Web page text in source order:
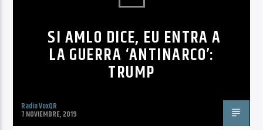
SI AMLO DICE, EU ENTRA A
LA GUERRA ‘ANTINARCO’:
TRUMP
Radio VoxQR
7 NOVIEMBRE, 2019